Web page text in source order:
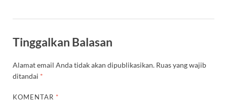
Tinggalkan Balasan
Alamat email Anda tidak akan dipublikasikan. Ruas yang wajib
ditandai *
KOMENTAR *